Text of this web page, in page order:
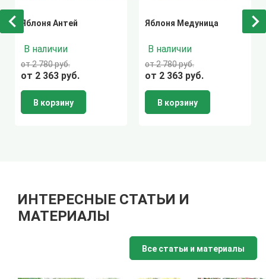
Яблоня Антей
В наличии
от 2 780 руб.
от 2 363 руб.
В корзину
Яблоня Медуница
В наличии
от 2 780 руб.
от 2 363 руб.
В корзину
ИНТЕРЕСНЫЕ СТАТЬИ И
МАТЕРИАЛЫ
Все статьи и материалы